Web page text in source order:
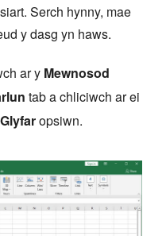
Serch hynny, mae
y dasg yn haws.
ar y Mewnosod
tab a chliciwch ar ei
opsiwn.